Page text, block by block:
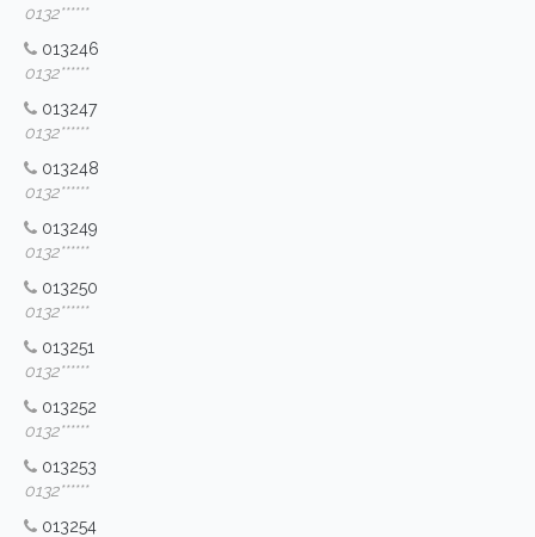
0132******
013246
0132******
013247
0132******
013248
0132******
013249
0132******
013250
0132******
013251
0132******
013252
0132******
013253
0132******
013254